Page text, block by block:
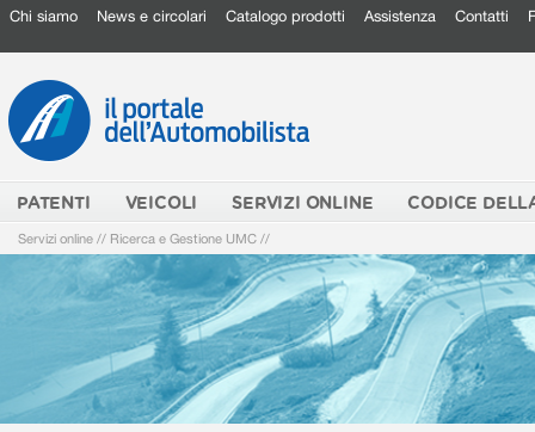
Chi siamo News e circolari Catalogo prodotti Assistenza Contatti
PATENTI VEICOLI SERVIZI ONLINE CODICE
Servizi online // Ricerca e Gestione UMC //